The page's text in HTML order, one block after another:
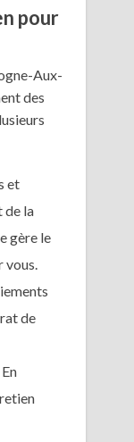
pour
Aux-
des
et
de la
gère le
vous.
de